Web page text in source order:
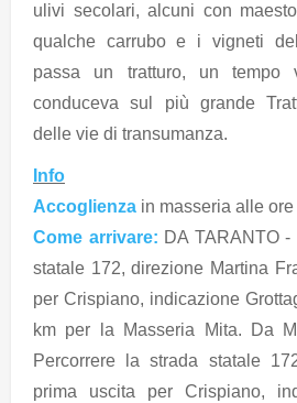
ulivi secolari, alcuni con
qualche carrubo e i vigneti
passa un tratturo, un tempo
conduceva sul più grande
delle vie di transumanza.
Info
Accoglienza in masseria alle ore
Come arrivare: DA TARANTO
statale 172, direzione Martina
per Crispiano, indicazione
km per la Masseria Mita. Da
Percorrere la strada statale
prima uscita per Crispiano,